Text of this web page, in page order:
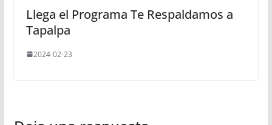
Llega el Programa Te Respaldamos a
Tapalpa
2024-02-23